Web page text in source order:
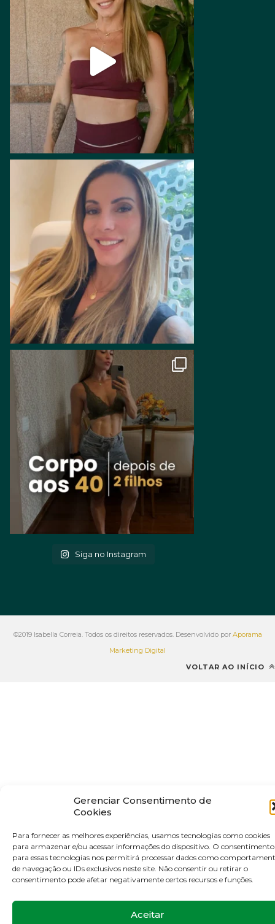
Gerenciar Consentimento de
Cookies
Para fornecer as melhores experiências, usamos tecnologias como cookies
para armazenar e/ou acessar informações do dispositivo. O consentimento
para essas tecnologias nos permitirá processar dados como
de navegação ou IDs exclusivos neste site. Não consentir ou retirar o
consentimento pode afetar negativamente certos recursos e funções.
Aceitar
Siga no Instagram
©2019 Isabella Correia. Todos os direitos reservados. Desenvolvido por Aporama
Marketing Digital
VOLTAR AO INÍCIO